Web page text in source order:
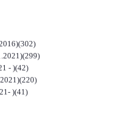
(302)
(299)
- )(42)
(220)
)(41)